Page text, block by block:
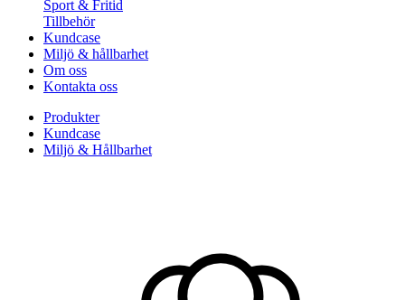
Sport & Fritid
Tillbehör
Kundcase
Miljö & hållbarhet
Om oss
Kontakta oss
Produkter
Kundcase
Miljö & Hållbarhet